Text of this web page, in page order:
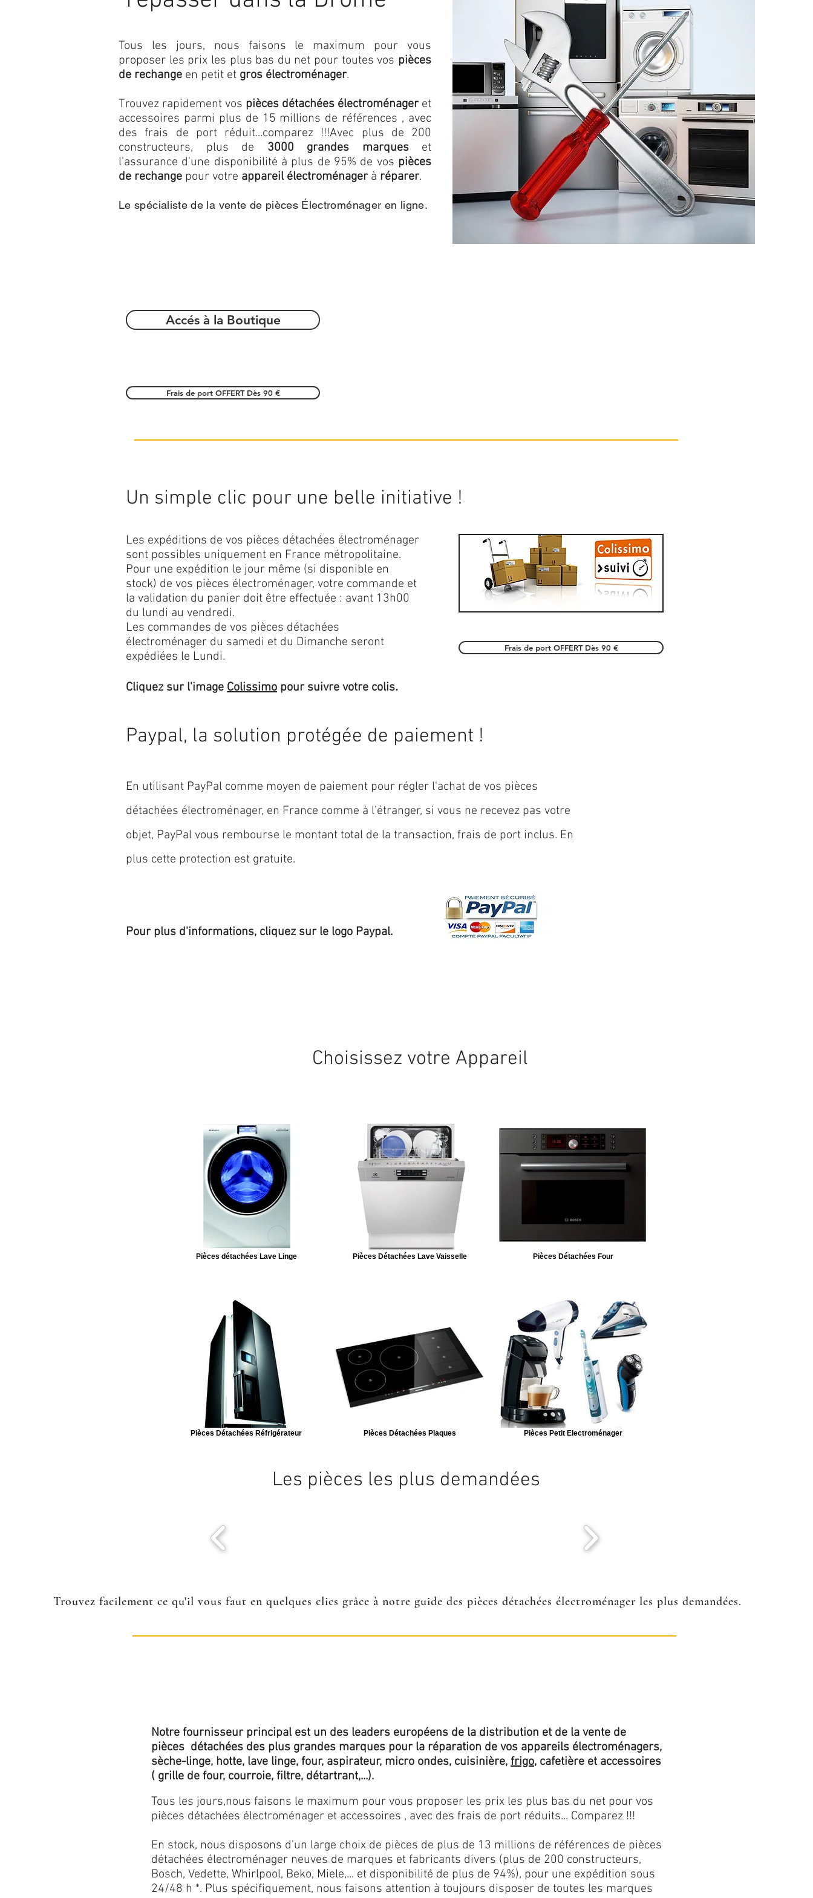
Tous les jours, nous faisons le maximum pour vous
proposer les prix les plus bas du net pour toutes vos pièces
de rechange en petit et gros électroménager.
Trouvez rapidement vos pièces détachées électroménageret
accessoires parmi plus de 15 millions de références , avec
des frais de port réduit...comparez !!!Avec plus de 200
constructeurs, plus de 3000 grandes marqueset
l'assurance d'une disponibilité à plus de 95% de vos pièces
de rechange pour votre appareil électroménagerà réparer.
Le spécialiste de la vente de pièces Électroménager en ligne.
Accés à la Boutique
Frais de port OFFERT Dès 90 €
Un simple clic pour une belle initiative !
Les expéditions de vos pièces détachées électroménager
sont possibles uniquement en France métropolitaine.
Pour une expédition le jour même (si disponible en
stock) de vos pièces électroménager, votre commande et
la validation du panier doit être effectuée : avant 13h00
du lundi au vendredi.
Les commandes de vos pièces détachées
électroménager du samedi et du Dimanche seront
expédiées le Lundi.
Cliquez sur l'image Colissimo pour suivre votre colis.
Frais de port OFFERT Dès 90 €
Paypal, la solution protégée de paiement !
En utilisant PayPal comme moyen de paiement pour régler l'achat de vos pièces
détachées électroménager, en France comme à l’étranger, si vous ne recevez pas votre
objet, PayPal vous rembourse le montant total de la transaction, frais de port inclus. En
plus cette protection est gratuite.
Pour plus d'informations, cliquez sur le logo Paypal.
Choisissez votre Appareil
Pièces détachées Lave Linge Pièces Détachées Lave Vaisselle Pièces Détachées Four
Pièces Détachées Réfrigérateur Pièces Détachées Plaques Pièces Petit Electroménager
Les pièces les plus demandées
Trouvez facilement ce qu'il vous faut en quelques clics grâce à notre guide des pièces détachées électroménager les plus demandées.
Notre fournisseur principal est un des leaders européens de la distribution et de la vente de
pièces détachées des plus grandes marques pour la réparation de vos appareils électroménagers,
sèche-linge, hotte, lave linge, four, aspirateur, micro ondes, cuisinière, frigo, cafetière et accessoires
( grille de four, courroie, filtre, détartrant,...).
Tous les jours,nous faisons le maximum pour vous proposer les prix les plus bas du net pour vos
pièces détachées électroménager et accessoires , avec des frais de port réduits... Comparez !!!
En stock, nous disposons d'un large choix de pièces de plus de 13 millions de références de pièces
détachées électroménager neuves de marques et fabricants divers (plus de 200 constructeurs,
Bosch, Vedette, Whirlpool, Beko, Miele,... et disponibilité de plus de 94%), pour une expédition sous
24/48 h *. Plus spécifiquement, nous faisons attention à toujours disposer de toutes les marques